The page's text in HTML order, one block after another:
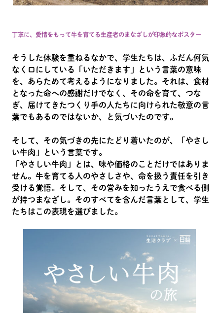
丁寧に、愛情をもって牛を育てる生産者のまなざしが印象的なポスター
そうした体験を重ねるなかで、学生たちは、ふだん何気
なく口にしている「いただきます」という言葉の意味
を、あらためて考えるようになりました。それは、食材
となった命への感謝だけでなく、その命を育て、つな
ぎ、届けてきたつくり手の人たちに向けられた敬意の言
葉でもあるのではないか、と気づいたのです。
そして、その気づきの先にたどり着いたのが、「やさし
い牛肉」という言葉です。
「やさしい牛肉」とは、味や価格のことだけではありま
せん。牛を育てる人のやさしさや、命を扱う責任を引き
受ける覚悟。そして、その営みを知ったうえで食べる側
が持つまなざし。そのすべてを含んだ言葉として、学生
たちはこの表現を選びました。